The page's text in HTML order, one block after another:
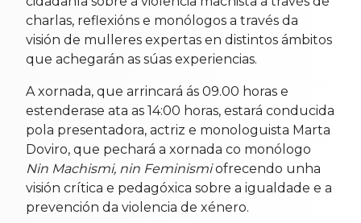
charlas, reflexións e monólogos a través da
visión de mulleres expertas en distintos ámbitos
que achegarán as súas experiencias.
A xornada, que arrincará ás 09.00 horas e
estenderase ata as 14:00 horas, estará conducida
pola presentadora, actriz e monologuista Marta
Doviro, que pechará a xornada co monólogo
Nin Machismi, nin Feminismiofrecendo unha
visión crítica e pedagóxica sobre a igualdade e a
prevención da violencia de xénero.